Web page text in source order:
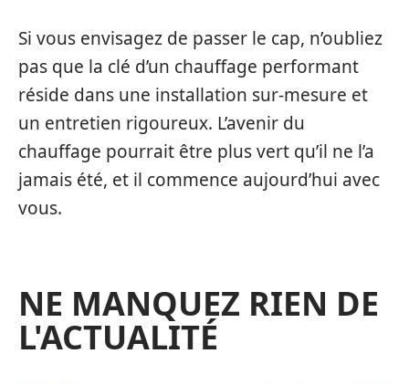
Si vous envisagez de passer le cap, n’oubliez
pas que la clé d’un chauffage performant
réside dans une installation sur-mesure et
un entretien rigoureux. L’avenir du
chauffage pourrait être plus vert qu’il ne l’a
jamais été, et il commence aujourd’hui avec
vous.
NE MANQUEZ RIEN DE
L'ACTUALITÉ